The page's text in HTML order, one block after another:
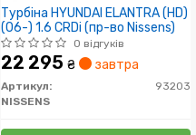
Турбіна HYUNDAI ELANTRA (HD)
(06-) 1.6 CRDi (пр-во Nissens)
0 відгуків
22 295 ₴ завтра
Артикул:
93203
NISSENS